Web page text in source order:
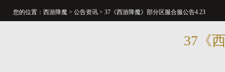
您的位置： 西游降魔 > 公告资讯 > 37《西游降魔》部分区服合服公告4.23
37《